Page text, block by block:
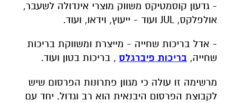
- גדעון קוסמטיקס משווק מוצרי אינדולה לשעבר,
אולפלקס, JUL ועוד - ייעוץ, וידאו, ועוד.
- אדל בריכות שחייה - מייצרת ומשווקת בריכות
שחייה, בריכות פיברגלס , בריכות בטון ועוד.
מרשימה זו עולה כי מגוון פתרונות הפרסום שיש
לקבוצת הפרסום היבנאית הוא רב וגדול. יחד עם